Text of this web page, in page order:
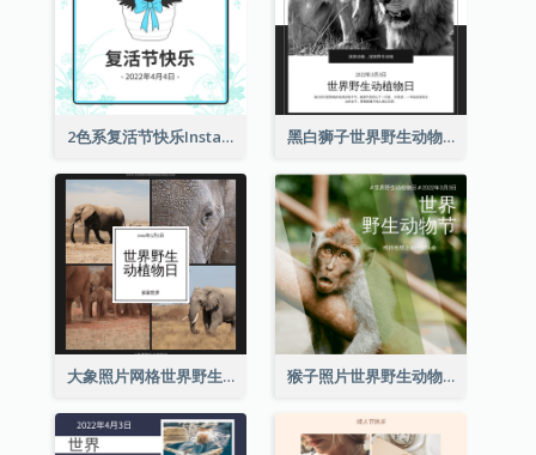
2色系复活节快乐Instagram帖子 黑白狮子世界野生动物日Instagram帖子
大象照片网格世界野生动物日Instagram帖子 猴子照片世界野生动物日Instagram帖子